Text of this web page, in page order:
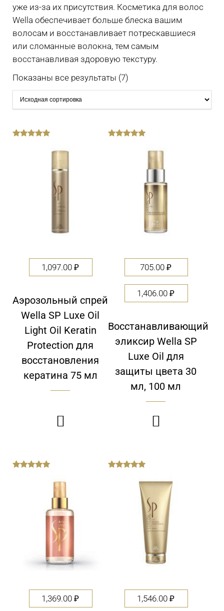
уже из-за их присутствия. Косметика для волос
Wella обеспечивает больше блеска вашим
волосам и восстанавливает потрескавшиеся
или сломанные волокна, тем самым
восстанавливая здоровую текстуру.
Показаны все результаты (7)
1,097.00₽
Аэрозольный спрей
Wella SP Luxe Oil
Light Oil Keratin
Protection для
восстановления
кератина 75 мл

705.00₽
1,406.00₽
Восстанавливающий
эликсир Wella SP
Luxe Oil для
защиты цвета 30
мл, 100 мл

1,369.00₽ 1,546.00₽